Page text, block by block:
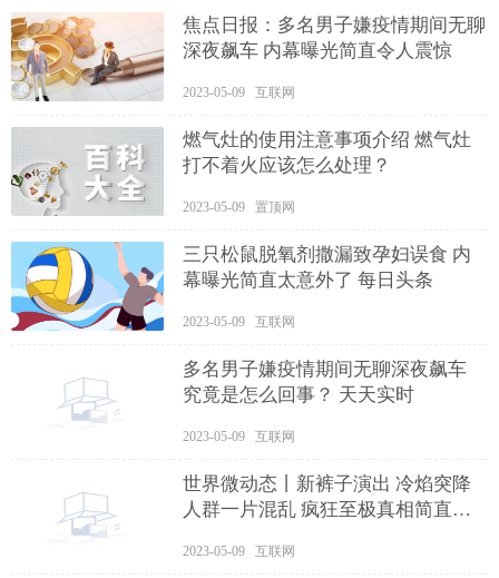
焦点日报：多名男子嫌疫情期间无聊
深夜飙车 内幕曝光简直令人震惊
2023-05-09 互联网
燃气灶的使用注意事项介绍 燃气灶
打不着火应该怎么处理？
2023-05-09 置顶网
三只松鼠脱氧剂撒漏致孕妇误食 内
幕曝光简直太意外了 每日头条
2023-05-09 互联网
多名男子嫌疫情期间无聊深夜飙车
究竟是怎么回事？ 天天实时
2023-05-09 互联网
世界微动态丨新裤子演出 冷焰突降
人群一片混乱 疯狂至极真相简直令
2023-05-09 互联网